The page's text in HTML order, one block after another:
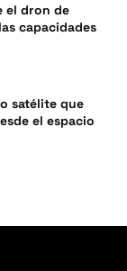
el dron de
capacidades
satélite que
el espacio